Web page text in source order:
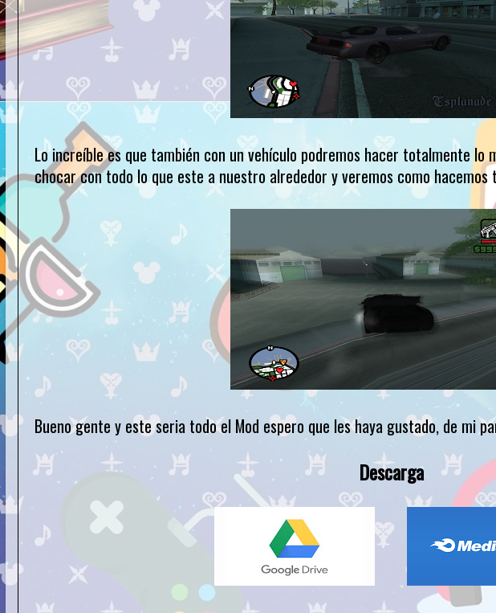
Lo increíble es que también con un vehículo podremos hacer totalmente lo
chocar con todo lo que este a nuestro alrededor y veremos como hacemos
Bueno gente y este seria todo el Mod espero que les haya gustado, de mi
Descarga